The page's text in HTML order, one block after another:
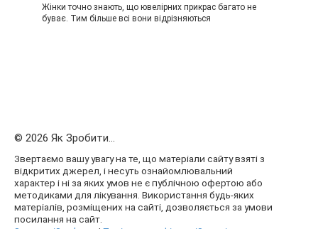
Жінки точно знають, що ювелірних прикрас багато не
буває. Тим більше всі вони відрізняються
© 2026 Як Зробити...
Звертаємо вашу увагу на те, що матеріали сайту взяті з
відкритих джерел, і несуть ознайомлювальний
характер і ні за яких умов не є публічною офертою або
методиками для лікування. Використання будь-яких
матеріалів, розміщених на сайті, дозволяється за умови
посилання на сайт.